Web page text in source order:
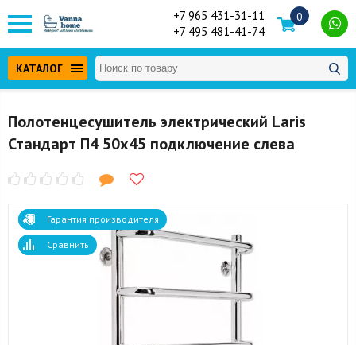
+7 965 431-31-11
+7 495 481-41-74
0
КАТАЛОГ
Полотенцесушитель электрический Laris
Стандарт П4 50x45 подключение слева
Гарантия производителя
Сравнить